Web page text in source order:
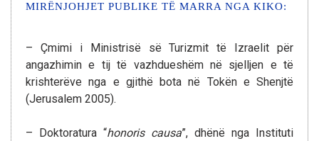
MIRËNJOHJET PUBLIKE TË MARRA NGA KIKO:
– Çmimi i Ministrisë së Turizmit të Izraelit për
angazhimin e tij të vazhdueshëm në sjelljen e të
krishterëve nga e gjithë bota në Tokën e Shenjtë
(Jerusalem 2005).
– Doktoratura “honoris causa”, dhënë nga Instituti